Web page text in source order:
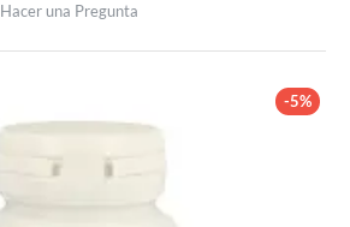
Hacer una Pregunta
-5%